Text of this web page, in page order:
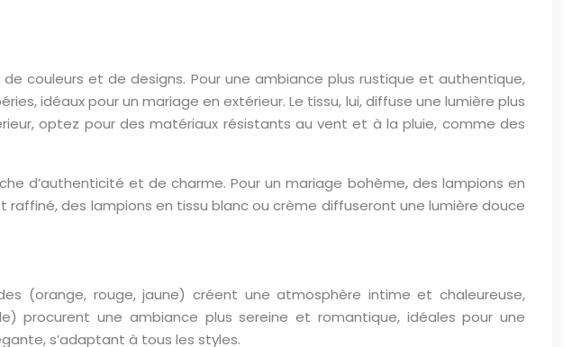
couleurs et de designs. Pour une ambiance plus rustique et authentique,
idéaux pour un mariage en extérieur. Le tissu, lui, diffuse une lumière plus
optez pour des matériaux résistants au vent et à la pluie, comme des
d’authenticité et de charme. Pour un mariage bohème, des lampions en
des lampions en tissu blanc ou crème diffuseront une lumière douce
(orange, rouge, jaune) créent une atmosphère intime et chaleureuse,
procurent une ambiance plus sereine et romantique, idéales pour une
s’adaptant à tous les styles.